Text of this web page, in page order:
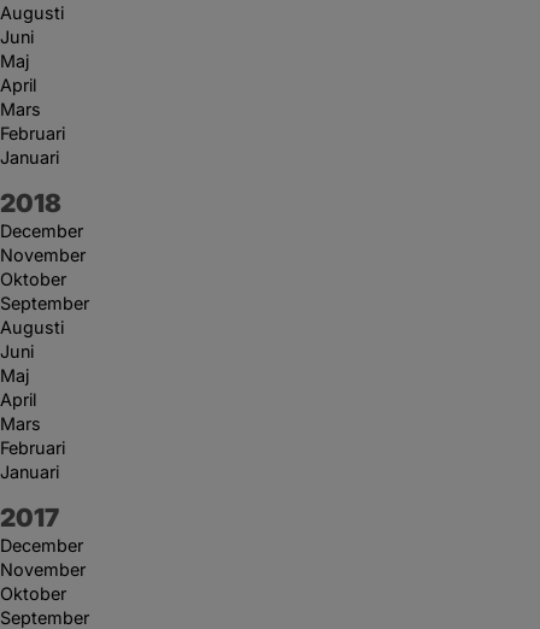
Augusti
Juni
Maj
April
Mars
Februari
Januari
År:
2018
December
November
Oktober
September
Augusti
Juni
Maj
April
Mars
Februari
Januari
År:
2017
December
November
Oktober
September